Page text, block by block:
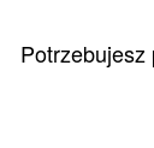
Potrzebujesz